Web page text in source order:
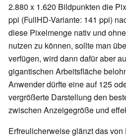
2.880 x 1.620 Bildpunkten die
ppi (FullHD-Variante: 141 ppi)
diese Pixelmenge nativ und
nutzen zu können, sollte man
verfügen, wird dann dafür aber
gigantischen Arbeitsfläche
Anwender dürfte eine auf 125
vergrößerte Darstellung den
zwischen Anzeigegröße und
Erfreulicherweise glänzt das